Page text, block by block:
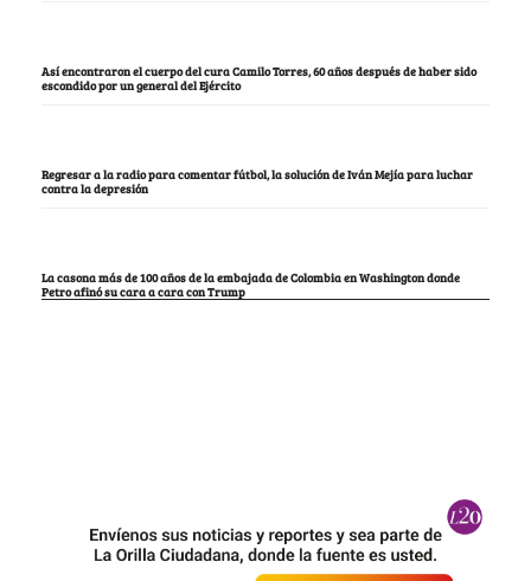
Así encontraron el cuerpo del cura Camilo Torres, 60 años después de haber sido
escondido por un general del Ejército
Regresar a la radio para comentar fútbol, la solución de Iván Mejía para luchar
contra la depresión
La casona más de 100 años de la embajada de Colombia en Washington donde
Petro afinó su cara a cara con Trump